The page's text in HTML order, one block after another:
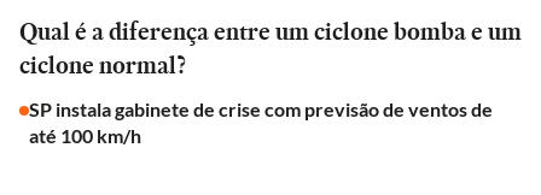
Qual é a diferença entre um ciclone bomba e um
ciclone normal?
SP instala gabinete de crise com previsão de ventos de
até 100 km/h